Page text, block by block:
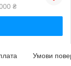
₴
Умови